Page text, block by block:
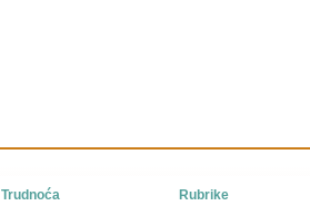
Trudnoća
Rubrike